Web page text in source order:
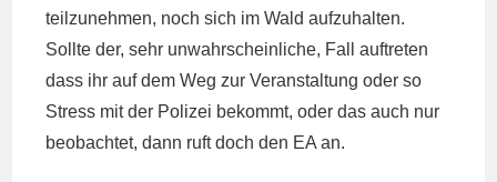
teilzunehmen, noch sich im Wald aufzuhalten.
Sollte der, sehr unwahrscheinliche, Fall auftreten
dass ihr auf dem Weg zur Veranstaltung oder so
Stress mit der Polizei bekommt, oder das auch nur
beobachtet, dann ruft doch den EA an.